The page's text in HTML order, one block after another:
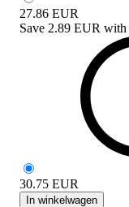
27.86 EUR
Save 2.89 EUR with
30.75 EUR
In winkelwagen